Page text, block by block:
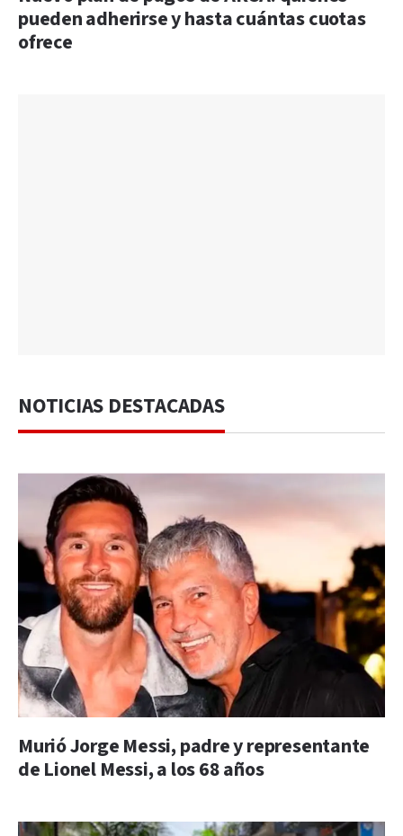
pueden adherirse y hasta cuántas cuotas
ofrece
NOTICIAS DESTACADAS
Murió Jorge Messi, padre y representante
de Lionel Messi, a los 68 años